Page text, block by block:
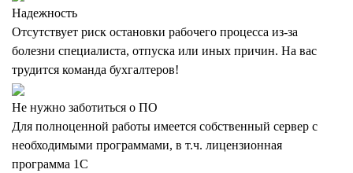
Надежность
Отсутствует риск остановки рабочего процесса из-за
болезни специалиста, отпуска или иных причин. На вас
трудится команда бухгалтеров!
Не нужно заботиться о ПО
Для полноценной работы имеется собственный сервер с
необходимыми программами, в т.ч. лицензионная
программа 1С